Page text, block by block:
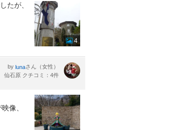
たが、
4
by lunaさん（女性）
仙石原 クチコミ：4件
像、